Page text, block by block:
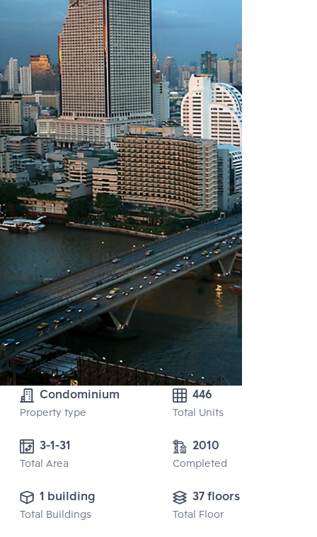
Condominium
Property type
446
Total Units
Total Area
2010
Completed
1 building
Total Buildings
37 floors
Total Floor